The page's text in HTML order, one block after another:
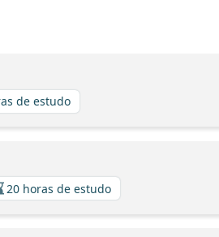
de estudo
20 horas de estudo